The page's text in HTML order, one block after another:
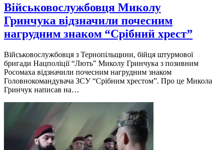
Військовослужбовця Миколу
Гринчука відзначили почесним
нагрудним знаком “Срібний хрест”
Військовослужбовця з Тернопільщини, бійця штурмової
бригади Нацполіції “Лють” Миколу Гринчука з позивним
Росомаха відзначили почесним нагрудним знаком
Головнокомандувача ЗСУ “Срібним хрестом”. Про це Микола
Гринчук написав на…